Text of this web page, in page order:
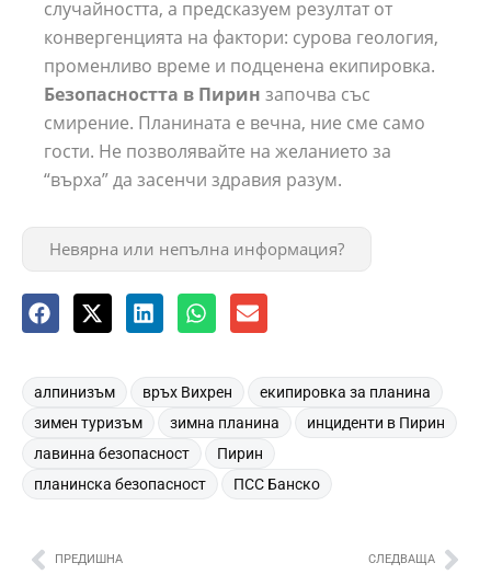
случайността, а предсказуем резултат от
конвергенцията на фактори: сурова геология,
променливо време и подценена екипировка.
Безопасността в Пирин започва със
смирение. Планината е вечна, ние сме само
гости. Не позволявайте на желанието за
“върха” да засенчи здравия разум.
Невярна или непълна информация?
алпинизъм връх Вихрен екипировка за планина
зимен туризъм зимна планина инциденти в Пирин
лавинна безопасност Пирин
планинска безопасност ПСС Банско
ПРЕДИШНА СЛЕДВАЩА